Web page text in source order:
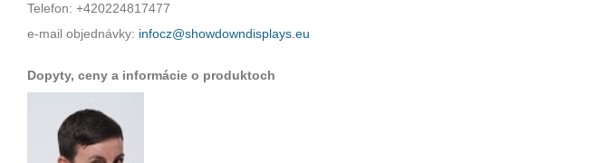
Telefon: +420224817477
e-mail objednávky: infocz@showdowndisplays.eu
Dopyty, ceny a informácie o produktoch